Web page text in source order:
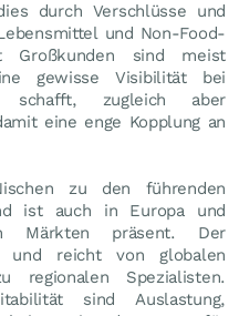
durch Verschlüsse und
und Non-Food-
Großkunden sind meist
gewisse Visibilität bei
schafft, zugleich aber
eine enge Kopplung an
zu den führenden
ist auch in Europa und
Märkten präsent. Der
und reicht von globalen
regionalen Spezialisten.
sind Auslastung,